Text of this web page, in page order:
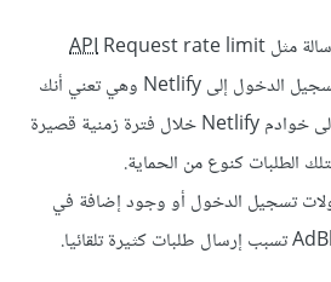
مثل
APIRequest rate limit
surpassed عند محاولة تسجيل الدخول إلى Netlify وهي تعني أنك
قمت بعدد كبير من الطلبات إلى خوادم Netlify خلال فترة زمنية قصيرة
الطلبات كنوع من الحماية.
تسجيل الدخول أو وجود إضافة في